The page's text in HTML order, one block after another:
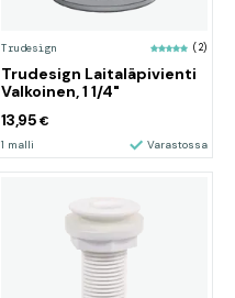
Trudesign (2)
Trudesign Laitaläpivienti
Valkoinen, 1 1/4"
13,95 €
1 malli Varastossa